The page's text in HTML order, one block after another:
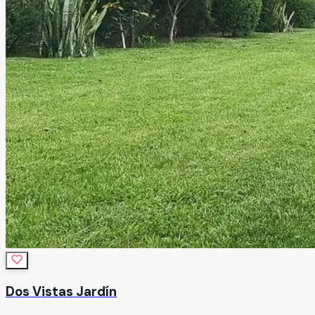
Dos Vistas Jardín